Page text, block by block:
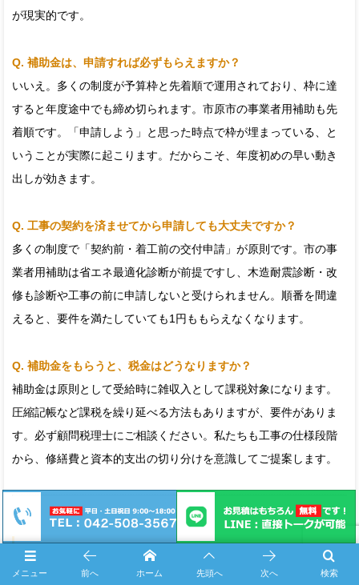
が現実的です。
Q. 補助金は、申請すれば必ずもらえますか？
いいえ。多くの制度が予算枠と先着順で運用されており、枠に達
すると年度途中でも締め切られます。市原市の事業者用補助も先
着順です。「申請しよう」と思った時点で枠が埋まっている、と
いうことが実際に起こります。だからこそ、年度初めの早い動き
出しが効きます。
Q. 工事の契約を済ませてから申請しても大丈夫ですか？
多くの制度で「契約前・着工前の交付申請」が原則です。市の事
業者用補助は省エネ最適化診断が前提ですし、木造耐震診断・改
修も診断や工事の前に申請しないと受けられません。順番を間違
えると、要件を満たしていても1円ももらえなくなります。
Q. 補助金をもらうと、税金はどうなりますか？
補助金は原則として受給時に雑収入として課税対象になります。
圧縮記帳など課税を繰り延べる方法もありますが、要件がありま
す。必ず顧問税理士にご相談ください。私たちも工事の仕様段階
から、修繕費と資本的支出の切り分けを意識してご提案します。
オーナーの実務手順：失敗しない申請の進め方
メニュー 検索
前へ ホーム 先頭へ 次へ